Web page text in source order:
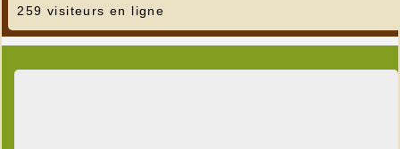
259 visiteurs en ligne